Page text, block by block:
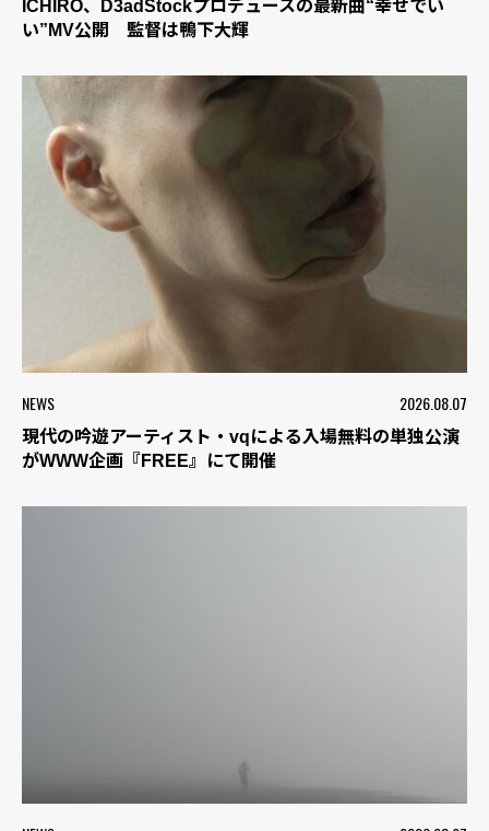
ICHIRO、D3adStockプロデュースの最新曲“幸せでい
い”MV公開 監督は鴨下大輝
NEWS 2026.08.07
現代の吟遊アーティスト・vqによる入場無料の単独公演
がWWW企画『FREE』にて開催